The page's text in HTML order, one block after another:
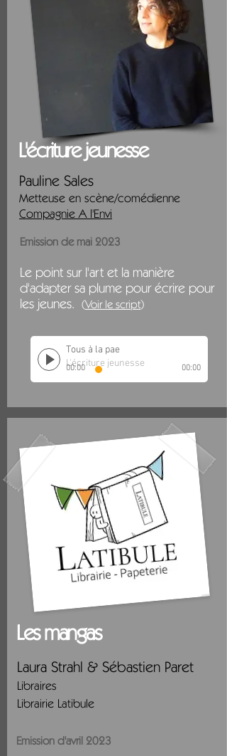
L'écriture jeunesse
Pauline Sales
Metteuse en scène/comédienne
Compagnie A l'Envi
Emission de mai 2023
Le point sur l'art et la manière
d'adapter sa plume pour écrire pour
les jeunes. (Voir le script)
Tous à la pae
L'écriture jeunesse
00:00 00:00
Les mangas
Laura Strahl & Sébastien Paret
Libraires
Librairie Latibule
Emission d'avril 2023